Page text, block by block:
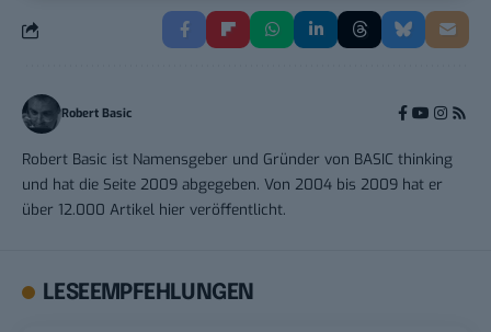
Robert Basic
Robert Basic ist Namensgeber und Gründer von BASIC thinking
und hat die Seite 2009 abgegeben. Von 2004 bis 2009 hat er
über 12.000 Artikel hier veröffentlicht.
LESEEMPFEHLUNGEN